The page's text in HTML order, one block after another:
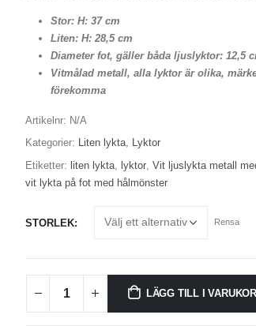
Stor: H: 37 cm
Liten: H: 28,5 cm
Diameter fot, gäller båda ljuslyktor: 12,5
Vitmålad metall, alla lyktor är olika,
förekomma
Artikelnr: N/A
Kategorier: Liten lykta, Lyktor
Etiketter: liten lykta lyktor Vit ljuslykta metall
vit lykta på fot med hålmönster
STORLEK Rensa
LÄGG TILL I